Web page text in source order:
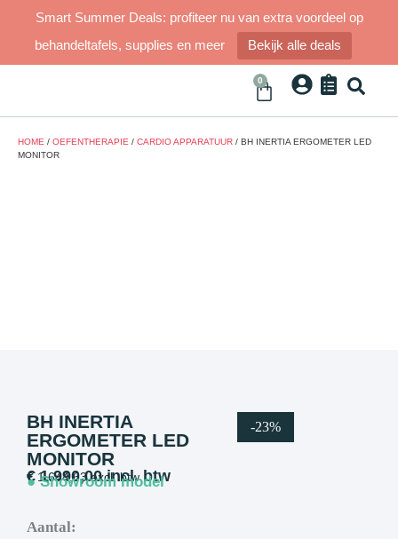
Smart Summer Deals: profiteer nu van extra voordeel op
behandeltafels, supplies en meer
Bekijk alle deals
0
HOME / OEFENTHERAPIE / CARDIO APPARATUUR / BH INERTIA ERGOMETER LED
MONITOR
BH INERTIA
ERGOMETER LED
MONITOR
-23%
€1.990,00incl. btw
€1.644,63excl. btw
● Showroom model
Aantal: